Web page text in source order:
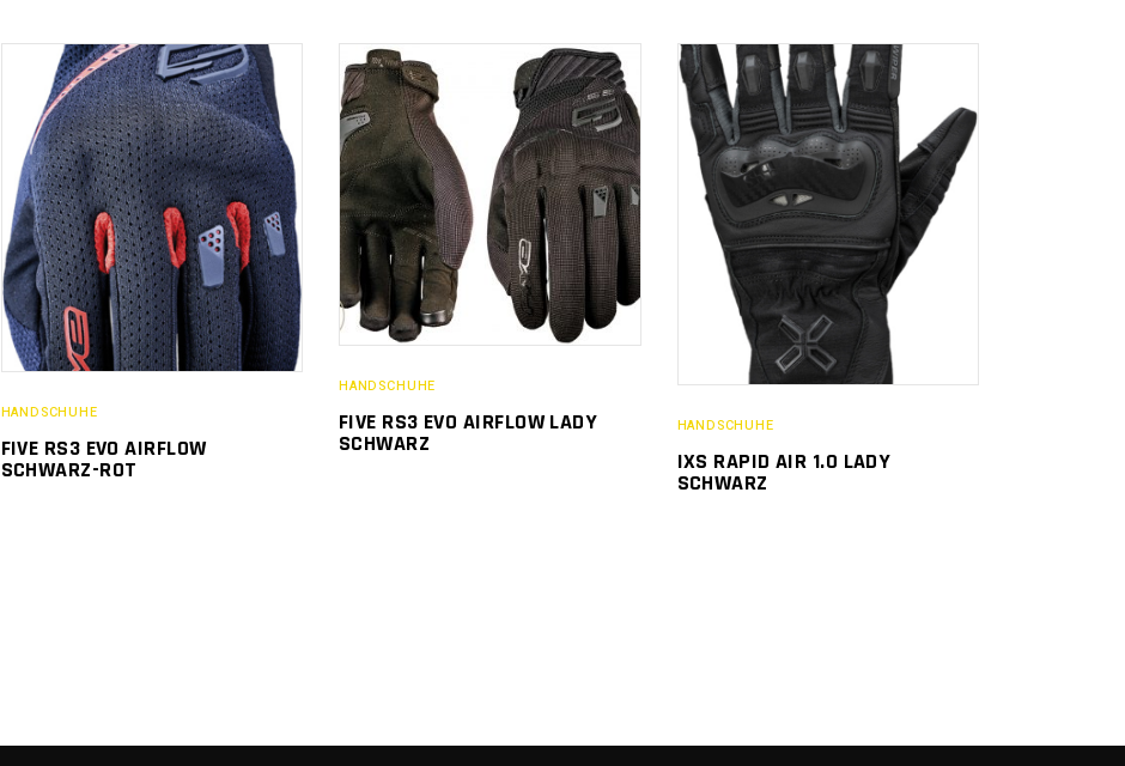
HANDSCHUHE
FIVE RS3 EVO AIRFLOW
SCHWARZ-ROT
HANDSCHUHE
FIVE RS3 EVO AIRFLOW LADY
SCHWARZ
HANDSCHUHE
IXS RAPID AIR 1.0 LADY
SCHWARZ